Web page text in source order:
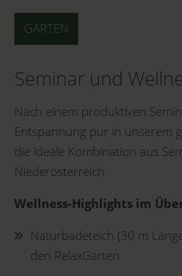
GARTEN
Seminar und
Nach einem produktiven
Entspannung pur in unserem
die ideale Kombination aus
Niederösterreich.
Wellness-Highlights im
Naturbadeteich (30 m
den RelaxGarten